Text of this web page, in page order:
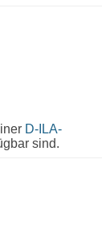
D-ILA-
sind.